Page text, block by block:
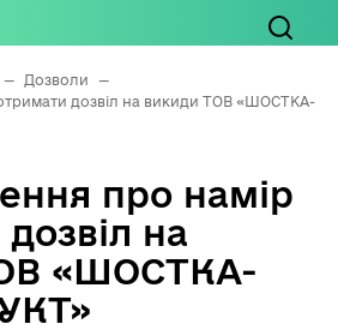
— Дозволи
—
дозвіл на викиди ТОВ «ШОСТКА-
про намір
на
«ШОСТКА-